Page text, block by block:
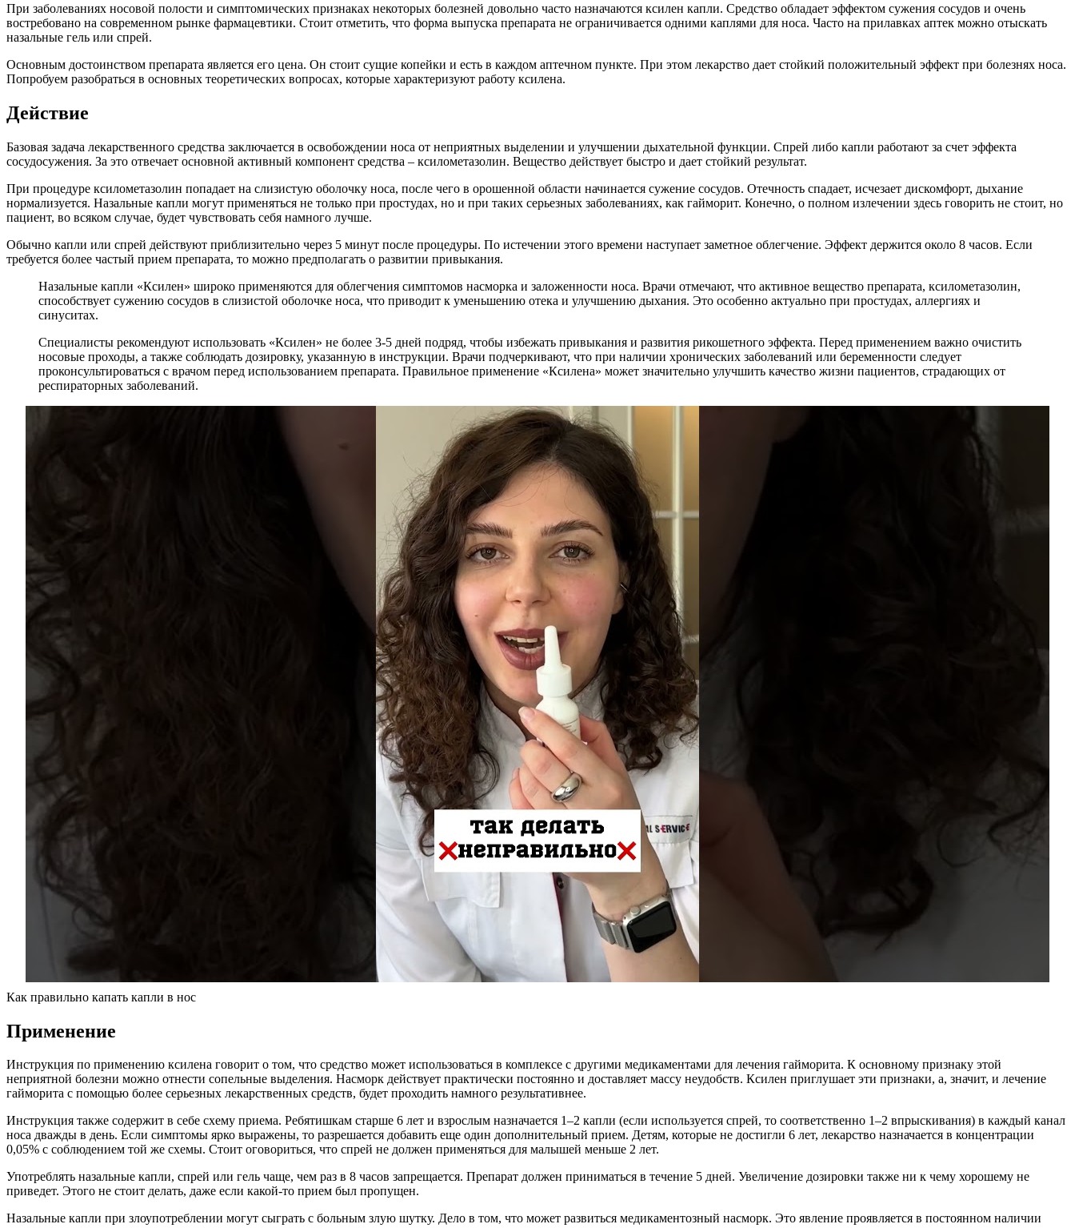
При заболеваниях носовой полости и симптомических признаках некоторых болезней довольно часто назначаются ксилен капли. Средство обладает эффектом сужения сосудов и очень
востребовано на современном рынке фармацевтики. Стоит отметить, что форма выпуска препарата не ограничивается одними каплями для носа. Часто на прилавках аптек можно отыскать
назальные гель или спрей.
Основным достоинством препарата является его цена. Он стоит сущие копейки и есть в каждом аптечном пункте. При этом лекарство дает стойкий положительный эффект при болезнях носа.
Попробуем разобраться в основных теоретических вопросах, которые характеризуют работу ксилена.
Действие
Базовая задача лекарственного средства заключается в освобождении носа от неприятных выделении и улучшении дыхательной функции. Спрей либо капли работают за счет эффекта
сосудосужения. За это отвечает основной активный компонент средства – ксилометазолин. Вещество действует быстро и дает стойкий результат.
При процедуре ксилометазолин попадает на слизистую оболочку носа, после чего в орошенной области начинается сужение сосудов. Отечность спадает, исчезает дискомфорт, дыхание
нормализуется. Назальные капли могут применяться не только при простудах, но и при таких серьезных заболеваниях, как гайморит. Конечно, о полном излечении здесь говорить не стоит, но
пациент, во всяком случае, будет чувствовать себя намного лучше.
Обычно капли или спрей действуют приблизительно через 5 минут после процедуры. По истечении этого времени наступает заметное облегчение. Эффект держится около 8 часов. Если
требуется более частый прием препарата, то можно предполагать о развитии привыкания.
Назальные капли «Ксилен» широко применяются для облегчения симптомов насморка и заложенности носа. Врачи отмечают, что активное вещество препарата, ксилометазолин,
способствует сужению сосудов в слизистой оболочке носа, что приводит к уменьшению отека и улучшению дыхания. Это особенно актуально при простудах, аллергиях и
синуситах.
Специалисты рекомендуют использовать «Ксилен» не более 3-5 дней подряд, чтобы избежать привыкания и развития рикошетного эффекта. Перед применением важно очистить
носовые проходы, а также соблюдать дозировку, указанную в инструкции. Врачи подчеркивают, что при наличии хронических заболеваний или беременности следует
проконсультироваться с врачом перед использованием препарата. Правильное применение «Ксилена» может значительно улучшить качество жизни пациентов, страдающих от
респираторных заболеваний.
Как правильно капать капли в нос
Применение
Инструкция по применению ксилена говорит о том, что средство может использоваться в комплексе с другими медикаментами для лечения гайморита. К основному признаку этой
неприятной болезни можно отнести сопельные выделения. Насморк действует практически постоянно и доставляет массу неудобств. Ксилен приглушает эти признаки, а, значит, и лечение
гайморита с помощью более серьезных лекарственных средств, будет проходить намного результативнее.
Инструкция также содержит в себе схему приема. Ребятишкам старше 6 лет и взрослым назначается 1–2 капли (если используется спрей, то соответственно 1–2 впрыскивания) в каждый канал
носа дважды в день. Если симптомы ярко выражены, то разрешается добавить еще один дополнительный прием. Детям, которые не достигли 6 лет, лекарство назначается в концентрации
0,05% с соблюдением той же схемы. Стоит оговориться, что спрей не должен применяться для малышей меньше 2 лет.
Употреблять назальные капли, спрей или гель чаще, чем раз в 8 часов запрещается. Препарат должен приниматься в течение 5 дней. Увеличение дозировки также ни к чему хорошему не
приведет. Этого не стоит делать, даже если какой-то прием был пропущен.
Назальные капли при злоупотреблении могут сыграть с больным злую шутку. Дело в том, что может развиться медикаментозный насморк. Это явление проявляется в постоянном наличии